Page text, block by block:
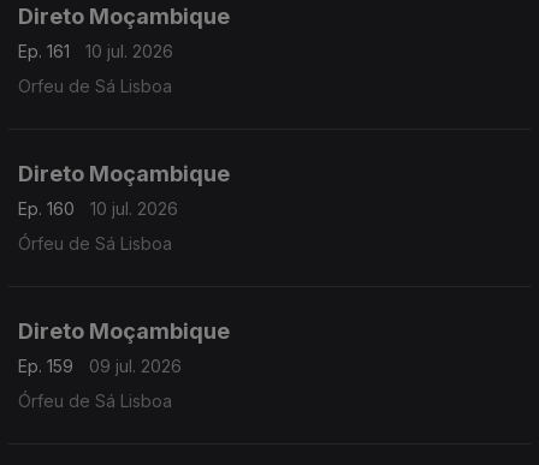
Direto Moçambique
Ep. 161
10 jul. 2026
Orfeu de Sá Lisboa
Direto Moçambique
Ep. 160
10 jul. 2026
Órfeu de Sá Lisboa
Direto Moçambique
Ep. 159
09 jul. 2026
Órfeu de Sá Lisboa